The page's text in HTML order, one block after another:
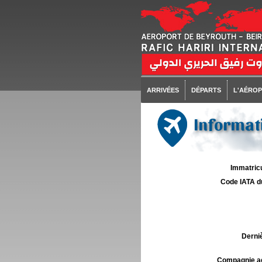
ARRIVÉES DÉPARTS
Code IATA
Compagnie